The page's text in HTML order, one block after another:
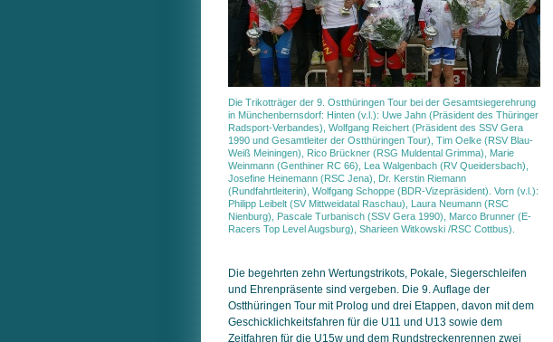
Die Trikotträger der 9. Ostthüringen Tour bei der Gesamtsiegerehrung
in Münchenbernsdorf: Hinten (v.l.): Uwe Jahn (Präsident des Thüringer
Radsport-Verbandes), Wolfgang Reichert (Präsident des SSV Gera
1990 und Gesamtleiter der Ostthüringen Tour), Tim Oelke (RSV Blau-
Weiß Meiningen), Rico Brückner (RSG Muldental Grimma), Marie
Weinmann (Genthiner RC 66), Lea Walgenbach (RV Queidersbach),
Josefine Heinemann (RSC Jena), Dr. Kerstin Riemann
(Rundfahrtleiterin), Wolfgang Schoppe (BDR-Vizepräsident). Vorn (v.l.):
Philipp Leibelt (SV Mittweidatal Raschau), Laura Neumann (RSC
Nienburg), Pascale Turbanisch (SSV Gera 1990), Marco Brunner (E-
Racers Top Level Augsburg), Sharieen Witkowski /RSC Cottbus).
Die begehrten zehn Wertungstrikots, Pokale, Siegerschleifen
und Ehrenpräsente sind vergeben. Die 9. Auflage der
Ostthüringen Tour mit Prolog und drei Etappen, davon mit dem
Geschicklichkeitsfahren für die U11 und U13 sowie dem
Zeitfahren für die U15w und dem Rundstreckenrennen zwei